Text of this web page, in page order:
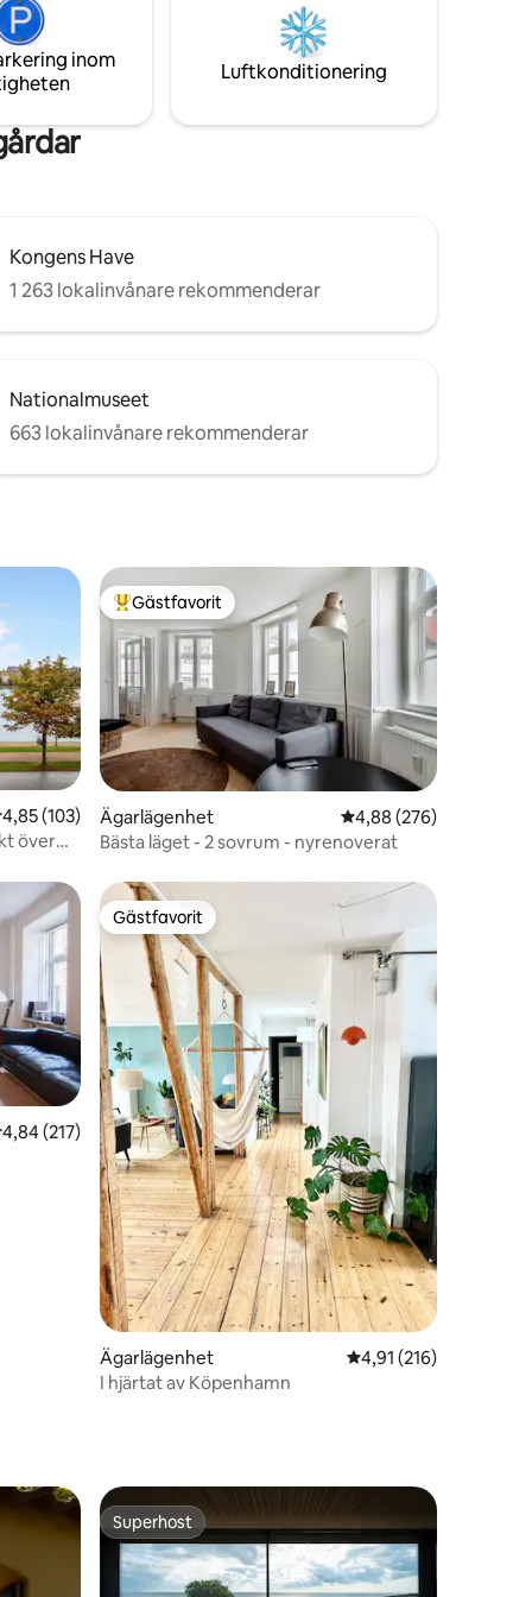
hotelltjänster strävar vi efter att hålla
resan praktisk och okomplicerad.
inom
Luftkonditionering
Kongens Have
1 263 lokalinvånare rekommenderar
Nationalmuseet
663 lokalinvånare rekommenderar
av 5 i genomsnittligt betyg, 103 omdömen
4,85 (103)
över
Populär gästfavorit
Gästfavorit
Ägarlägenhet 4,88 av 5 i
4,88 (276)
Bästa läget - 2 sovrum - nyrenoverat
av 5 i genomsnittligt betyg, 217 omdömen
4,84 (217)
Gästfavorit
Gästfavorit
Ägarlägenhet 4,91 av 5 i
4,91 (216)
I hjärtat av Köpenhamn
Superhost
Superhost